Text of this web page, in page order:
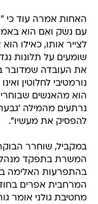
האחות אמרה עוד כי
עם נשק ואם הוא
לצייר אותו, כאילו הוא
שומעים על תלונות
את העובדה שמדובר
נורמטיבי לחלוטין
הוא מהאנשים
נרתעים מהמילה
להפסיק את מעשיו".
במקביל, שוחרר הבוקר
המשרת בתפקד
בהתפרעות האלימה
המרחבית אפרים
מחטיבת גולני אומר